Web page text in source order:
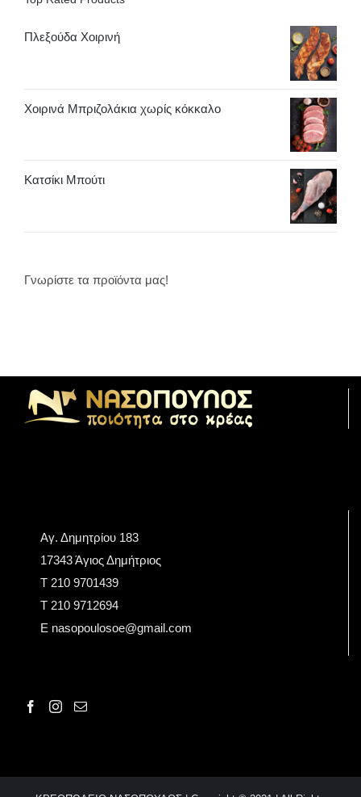
Πλεξούδα Χοιρινή
Χοιρινά Μπριζολάκια χωρίς κόκκαλο
Κατσίκι Μπούτι
Γνωρίστε τα προϊόντα μας!
Αγ. Δημητρίου 183
17343 Άγιος Δημήτριος
Τ 210 9701439
T 210 9712694
E nasopoulosoe@gmail.com